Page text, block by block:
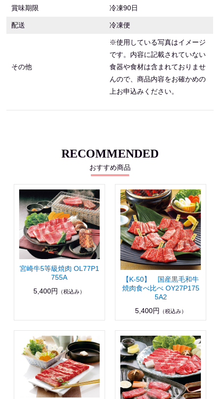
賞味期限 冷凍90日
配送 冷凍便
その他
※使用している写真はイメージ
です。内容に記載されていない
食器や食材は含まれておりませ
んので、商品内容をお確かめの
上お申込みください。
RECOMMENDED
おすすめ商品
宮崎牛5等級焼肉 OL77P1
755A
5,400円
（税込み）
【K-50】 国産黒毛和牛
焼肉食べ比べ OY27P175
5A2
5,400円
（税込み）